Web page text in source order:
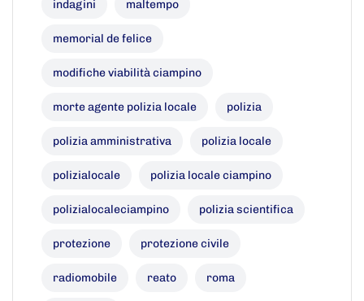
indagini maltempo
memorial de felice
modifiche viabilità ciampino
morte agente polizia locale polizia
polizia amministrativa polizia locale
polizialocale polizia locale ciampino
polizialocaleciampino polizia scientifica
protezione protezione civile
radiomobile reato roma